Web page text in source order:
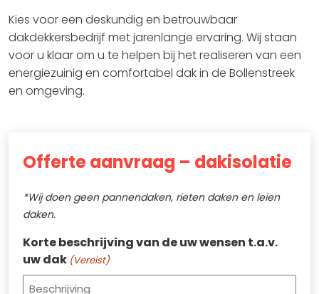
Kies voor een deskundig en betrouwbaar
dakdekkersbedrijf met jarenlange ervaring. Wij staan
voor u klaar om u te helpen bij het realiseren van een
energiezuinig en comfortabel dak in de Bollenstreek
en omgeving.
Offerte aanvraag – dakisolatie
*Wij doen geen pannendaken, rieten daken en leien
daken.
Korte beschrijving van de uw wensen t.a.v.
uw dak (Vereist)